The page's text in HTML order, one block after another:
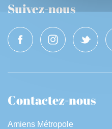
Suivez-nous
Contactez-nous
Amiens Métropole